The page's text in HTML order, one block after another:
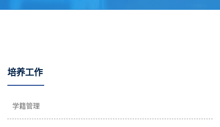
培养工作
学籍管理